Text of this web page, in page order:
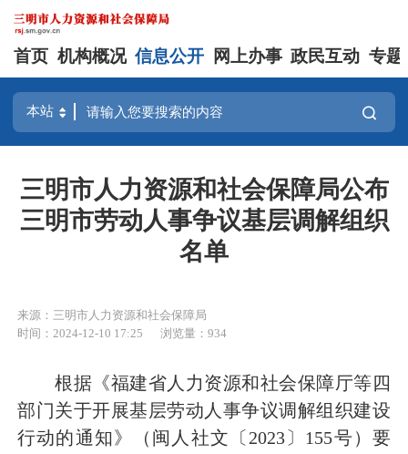
首页 机构概况 信息公开 网上办事 政民互动 专题
三明市人力资源和社会保障局公布
三明市劳动人事争议基层调解组织
名单
来源：三明市人力资源和社会保障局
时间：2024-12-10 17:25
浏览量：934
根据《福建省人力资源和社会保障厅等四
部门关于开展基层劳动人事争议调解组织建设
行动的通知》（闽人社文〔2023〕155号）要